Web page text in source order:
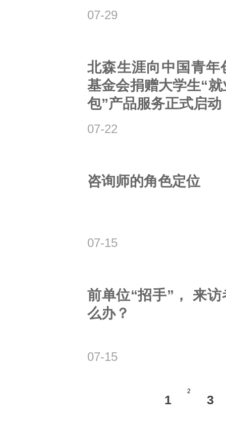
07-29
北森生涯向中国青年
基金会捐赠大学生“
包”产品服务正式启动
07-22
咨询师的角色定位
07-15
前单位“招手”， 来访
么办？
07-15
1
2
3